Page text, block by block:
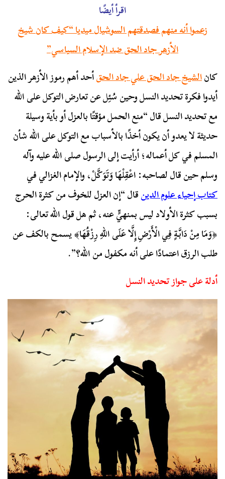
اقرأ أيضًا
زعموا أنه منهم فصدقتهم السوشيال ميديا “كيف كان شيخ
الأزهر جاد الحق ضد الإسلام السياسي”
كانالشيخ جاد الحق علي جاد الحقأحد أهم رموز الأزهر الذين
أيدوا فكرة تحديد النسل وحين سُئِل عن تعارض التوكل على الله
مع تحديد النسل قال “منع الحمل مؤقتًا بالعزل أو بأية وسيلة
حديثة لا يعدو أن يكون أخذًا بالأسباب مع التوكل على الله شأن
المسلم في كل أعماله؛ أرأيت إلى الرسول صلى الله عليه وآله
وسلم حين قال لصاحبه: اعْقِلْهَا وَتَوَكَّلْ، والإمام الغزالي في
كتاب إحياء علوم الدينقال “إن العزل للخوف من كثرة الحرج
بسبب كثرة الأولاد ليس بمنهيٍّ عنه، ثم هل قول الله تعالى:
﴿وَمَا مِنْ دَابَّةٍ فِي الْأَرْضِ إِلَّا عَلَى اللهِ رِزْقُهَا﴾ يسمح بالكف عن
طلب الرزق اعتمادًا على أنه مكفول من الله؟”.
أدلة على جواز تحديد النسل